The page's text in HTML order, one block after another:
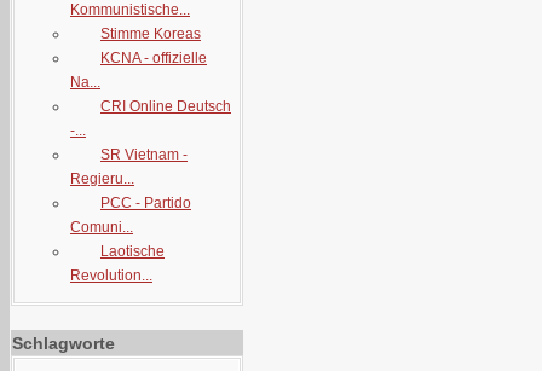
Kommunistische...
Stimme Koreas
KCNA - offizielle
Na...
CRI Online Deutsch
-...
SR Vietnam -
Regieru...
PCC - Partido
Comuni...
Laotische
Revolution...
Schlagworte